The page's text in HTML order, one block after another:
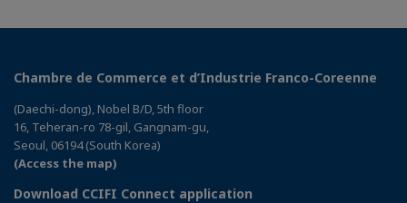
Chambre de Commerce et d’Industrie Franco-Coreenne
(Daechi-dong), Nobel B/D, 5th floor
16, Teheran-ro 78-gil, Gangnam-gu,
Seoul, 06194 (South Korea)
(Access the map)
Download CCIFI Connect application